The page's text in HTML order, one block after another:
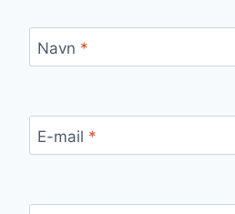
Navn *
E-mail *